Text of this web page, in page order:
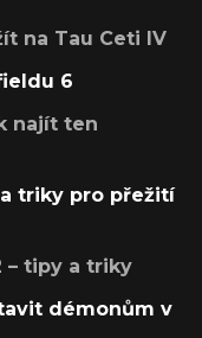
na Tau Ceti IV
6
najít ten
triky pro přežití
– tipy a triky
démonům v